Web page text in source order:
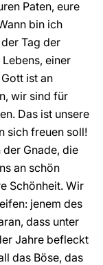
Paten, eure
bin ich
Tag der
einer
ist an
wir sind für
Das ist unsere
sich freuen soll!
Gnade, die
an schön
Schönheit. Wir
jenem des
dass unter
Jahre befleckt
das Böse, das